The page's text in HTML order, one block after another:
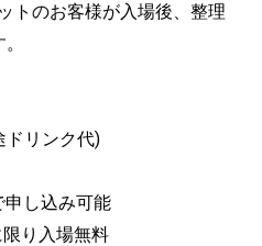
トのお客様が入場後、整理
ドリンク代)
し込み可能
り入場無料